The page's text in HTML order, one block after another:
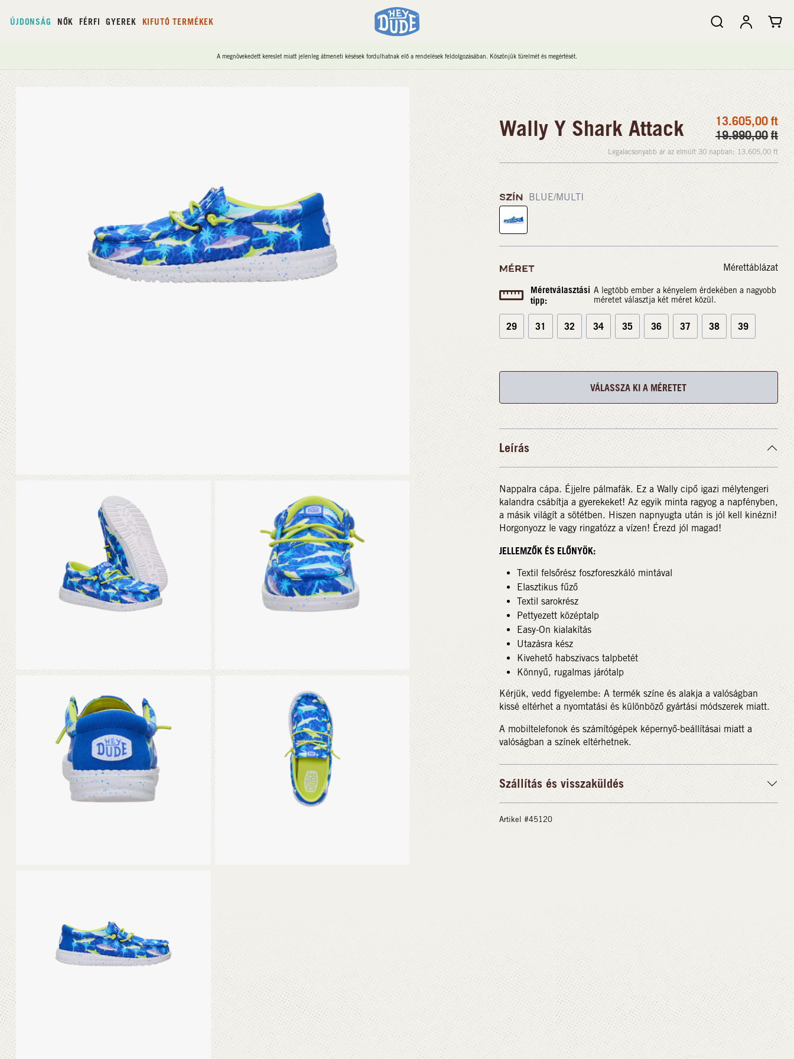
ÚJDONSÁG NŐK FÉRFI GYEREK KIFUTÓ TERMÉKEK
A megnövekedett kereslet miatt jelenleg átmeneti késések fordulhatnak elő a rendelések feldolgozásában. Köszönjük türelmét és megértését.
Wally Y Shark Attack 13.605,00 ft
19.990,00 ft
Legalacsonyabb ár az elmúlt 30 napban: 13.605,00 ft
SZÍN BLUE/MULTI
MÉRET Mérettáblázat
Méretválasztási
tipp:
A legtöbb ember a kényelem érdekében a nagyobb
méretet választja két méret közül.
29 31 32 34 35 36 37 38 39
VÁLASSZA KI A MÉRETET
Leírás
Nappalra cápa. Éjjelre pálmafák. Ez a Wally cipő igazi mélytengeri
kalandra csábítja a gyerekeket! Az egyik minta ragyog a napfényben,
a másik világít a sötétben. Hiszen napnyugta után is jól kell kinézni!
Horgonyozz le vagy ringatózz a vízen! Érezd jól magad!
JELLEMZŐK ÉS ELŐNYÖK:
Textil felsőrész foszforeszkáló mintával
Elasztikus fűző
Textil sarokrész
Pettyezett középtalp
Easy-On kialakítás
Utazásra kész
Kivehető habszivacs talpbetét
Könnyű, rugalmas járótalp
Kérjük, vedd figyelembe: A termék színe és alakja a valóságban
kissé eltérhet a nyomtatási és különböző gyártási módszerek miatt.
A mobiltelefonok és számítógépek képernyő-beállításai miatt a
valóságban a színek eltérhetnek.
Szállítás és visszaküldés
Artikel #45120